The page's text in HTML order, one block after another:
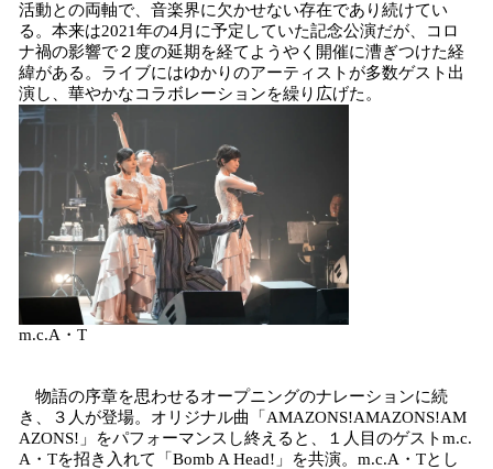
活動との両軸で、音楽界に欠かせない存在であり続けてい
る。本来は2021年の4月に予定していた記念公演だが、コロ
ナ禍の影響で２度の延期を経てようやく開催に漕ぎつけた経
緯がある。ライブにはゆかりのアーティストが多数ゲスト出
演し、華やかなコラボレーションを繰り広げた。
m.c.A・T
物語の序章を思わせるオープニングのナレーションに続
き、３人が登場。オリジナル曲「AMAZONS!AMAZONS!AM
AZONS!」をパフォーマンスし終えると、１人目のゲストm.c.
A・Tを招き入れて「Bomb A Head!」を共演。m.c.A・Tとし